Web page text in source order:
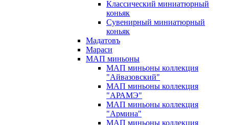
Классический миниатюрный
коньяк
Сувенирный миниатюрный
коньяк
Мадатовъ
Мараси
МАП миньоны
МАП миньоны коллекция
"Айвазовский"
МАП миньоны коллекция
"АРАМЭ"
МАП миньоны коллекция
"Армина"
МАП миньоны коллекция